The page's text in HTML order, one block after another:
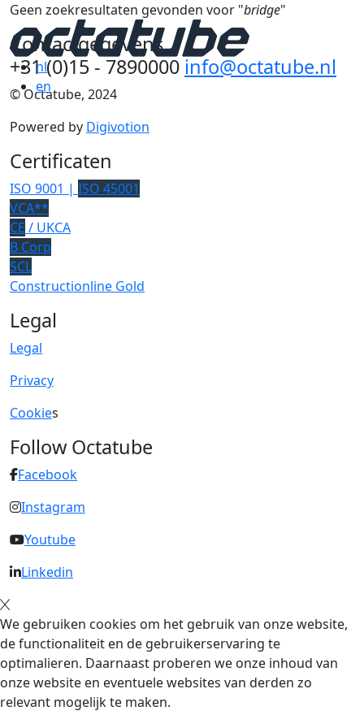
nl
en
Geen zoekresultaten gevonden voor "bridge"
Contactgegevens
+31 (0)15 - 7890000 info@octatube.nl
© Octatube, 2024
Powered by Digivotion
Certificaten
ISO 9001 | ISO 45001
VCA**
CE / UKCA
B Corp
SCL
Constructionline Gold
Legal
Legal
Privacy
Cookies
Follow Octatube
Facebook
Instagram
Youtube
Linkedin
We gebruiken cookies om het gebruik van onze website,
de functionaliteit en de gebruikerservaring te
optimalieren. Daarnaast proberen we onze inhoud van
onze website en eventuele websites van derden zo
relevant mogelijk te maken.